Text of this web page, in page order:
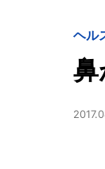
ヘル
鼻